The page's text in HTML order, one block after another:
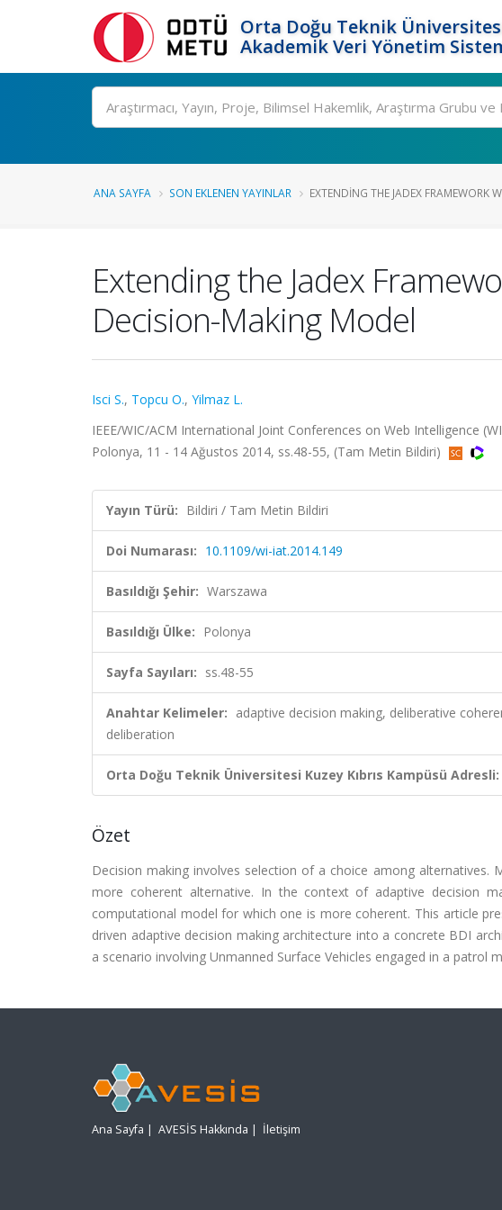
Orta Doğu Teknik
Akademik Veri Yönetim
Ara
ANA SAYFA SON EKLENEN YAYINLAR EXTENDING THE JADEX FRAMEWORK
Extending the Jadex
Decision-Making Model
Isci S., Topcu O., Yilmaz L.
IEEE/WIC/ACM International Joint Conferences on Web Intelligence
Polonya, 11 - 14 Ağustos 2014, ss.48-55, (Tam Metin Bildiri)
Yayın Türü: Bildiri / Tam Metin Bildiri
Doi Numarası: 10.1109/wi-iat.2014.149
Basıldığı Şehir: Warszawa
Basıldığı Ülke: Polonya
Sayfa Sayıları: ss.48-55
Anahtar Kelimeler: adaptive decision making, deliberative
deliberation
Orta Doğu Teknik Üniversitesi Kuzey Kıbrıs Kampüsü Adresli:
Özet
Decision making involves selection of a choice among alternatives.
more coherent alternative. In the context of adaptive decision
computational model for which one is more coherent. This article
driven adaptive decision making architecture into a concrete BDI
a scenario involving Unmanned Surface Vehicles engaged in a patrol
Ana Sayfa | AVESİS Hakkında | İletişim